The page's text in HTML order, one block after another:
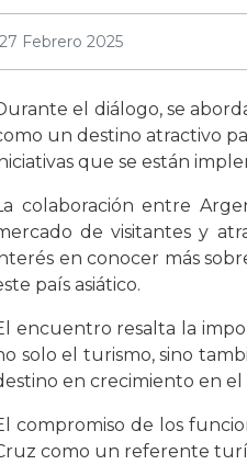
27 Febrero 2025
el diálogo, se
un destino atractivo
que se están
colaboración entre
de visitantes y
en conocer más
país asiático.
encuentro resalta la
solo el turismo, sino
en crecimiento en
compromiso de los
como un referente